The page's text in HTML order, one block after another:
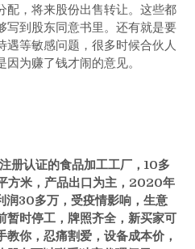
配，将来股份出售转让。这些都
写到股东同意书里。还有就是要
遇等敏感问题，很多时候合伙人
为赚了钱才闹的意见。
册认证的食品加工工厂，10多
方米，产品出口为主，2020年
润30多万，受疫情影响，生意
暂时停工，牌照齐全，新买家可
教你，忍痛割爱，设备成本价，